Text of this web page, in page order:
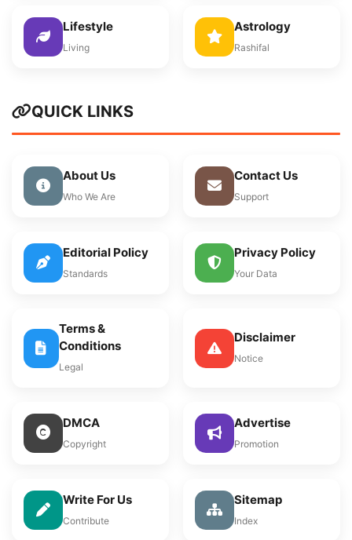
Lifestyle
Living
Astrology
Rashifal
QUICK LINKS
About Us
Who We Are
Contact Us
Support
Editorial Policy
Standards
Privacy Policy
Your Data
Terms &
Conditions
Legal
Disclaimer
Notice
DMCA
Copyright
Advertise
Promotion
Write For Us
Contribute
Sitemap
Index